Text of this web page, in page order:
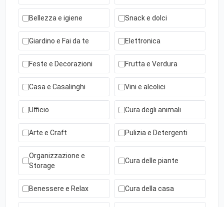
Bellezza e igiene Snack e dolci
Giardino e Fai da te Elettronica
Feste e Decorazioni Frutta e Verdura
Casa e Casalinghi Vini e alcolici
Ufficio Cura degli animali
Arte e Craft Pulizia e Detergenti
Organizzazione e
Storage
Cura delle piante
Benessere e Relax Cura della casa